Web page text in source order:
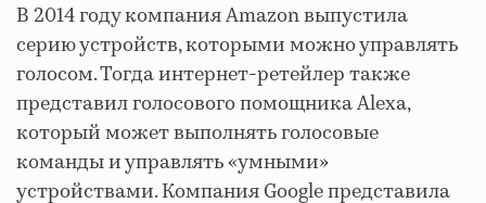
В 2014 году компания Amazon выпустила
серию устройств, которыми можно управлять
голосом. Тогда интернет-ретейлер также
представил голосового помощника Alexa,
который может выполнять голосовые
команды и управлять «умными»
устройствами. Компания Google представила